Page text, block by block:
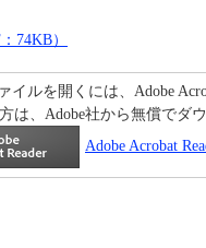
74KB）
イルを開くには、Adobe
は、Adobe社から無償でダ
Adobe Acrobat